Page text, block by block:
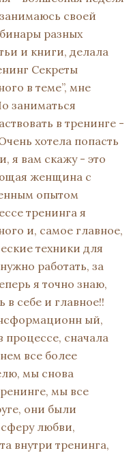
своей
разных
и книги, делала
Секреты
в теме”, мне
заниматься
в тренинге -
хотела попасть
я вам скажу - это
женщина с
опытом
тренинга я
и, самое главное,
техники для
работать, за
я точно знаю,
себе и главное!!
ый,
процессе, сначала
все более
мы снова
мы все
они были
любви,
внутри тренинга,